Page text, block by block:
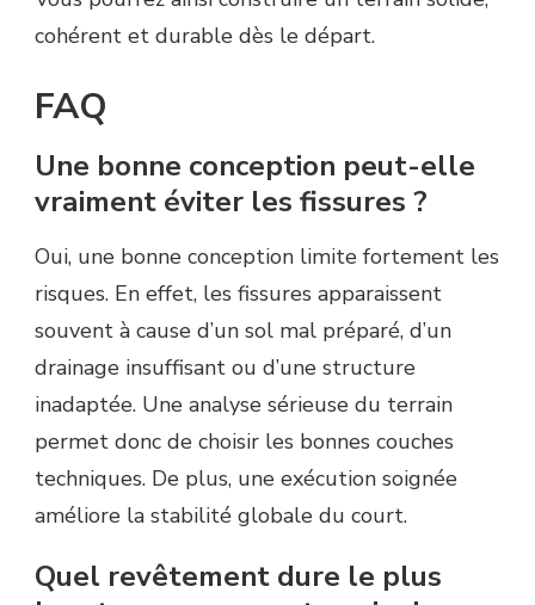
cohérent et durable dès le départ.
FAQ
Une bonne conception peut-elle
vraiment éviter les fissures ?
Oui, une bonne conception limite fortement les
risques. En effet, les fissures apparaissent
souvent à cause d’un sol mal préparé, d’un
drainage insuffisant ou d’une structure
inadaptée. Une analyse sérieuse du terrain
permet donc de choisir les bonnes couches
techniques. De plus, une exécution soignée
améliore la stabilité globale du court.
Quel revêtement dure le plus